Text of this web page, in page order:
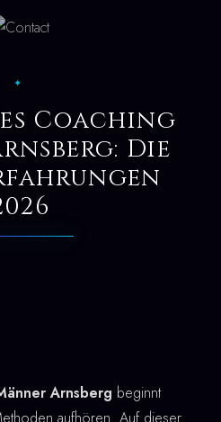
✦
Coaching
Die
Arnsberg beginnt